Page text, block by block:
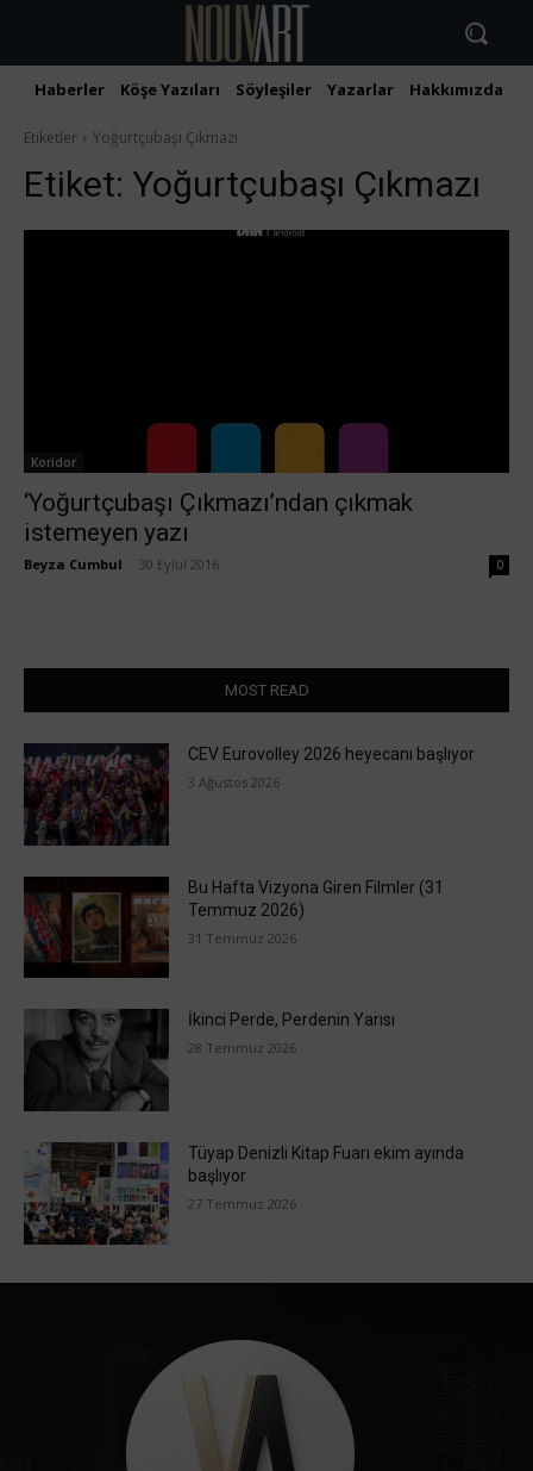
Haberler Köşe Yazıları Söyleşiler Yazarlar Hakkımızda
Etiketler Yoğurtçubaşı Çıkmazı
Etiket: Yoğurtçubaşı Çıkmazı
Koridor
‘Yoğurtçubaşı Çıkmazı’ndan çıkmak
istemeyen yazı
Beyza Cumbul 30 Eylül 2016 0
MOST READ
CEV Eurovolley 2026 heyecanı başlıyor
3 Ağustos 2026
Bu Hafta Vizyona Giren Filmler (31
Temmuz 2026)
31 Temmuz 2026
İkinci Perde, Perdenin Yarısı
28 Temmuz 2026
Tüyap Denizli Kitap Fuarı ekim ayında
başlıyor
27 Temmuz 2026